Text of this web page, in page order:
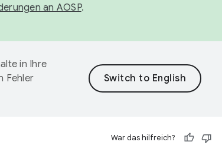
an AOSP.
in Ihre
Fehler
War das hilfreich?